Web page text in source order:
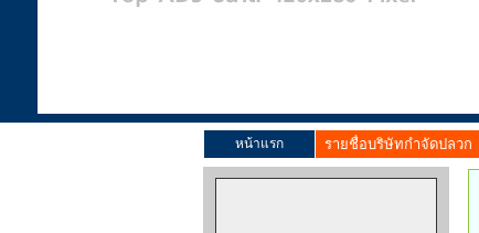
หน้าแรก รายชื่อบริษัทกำจัดปลวก